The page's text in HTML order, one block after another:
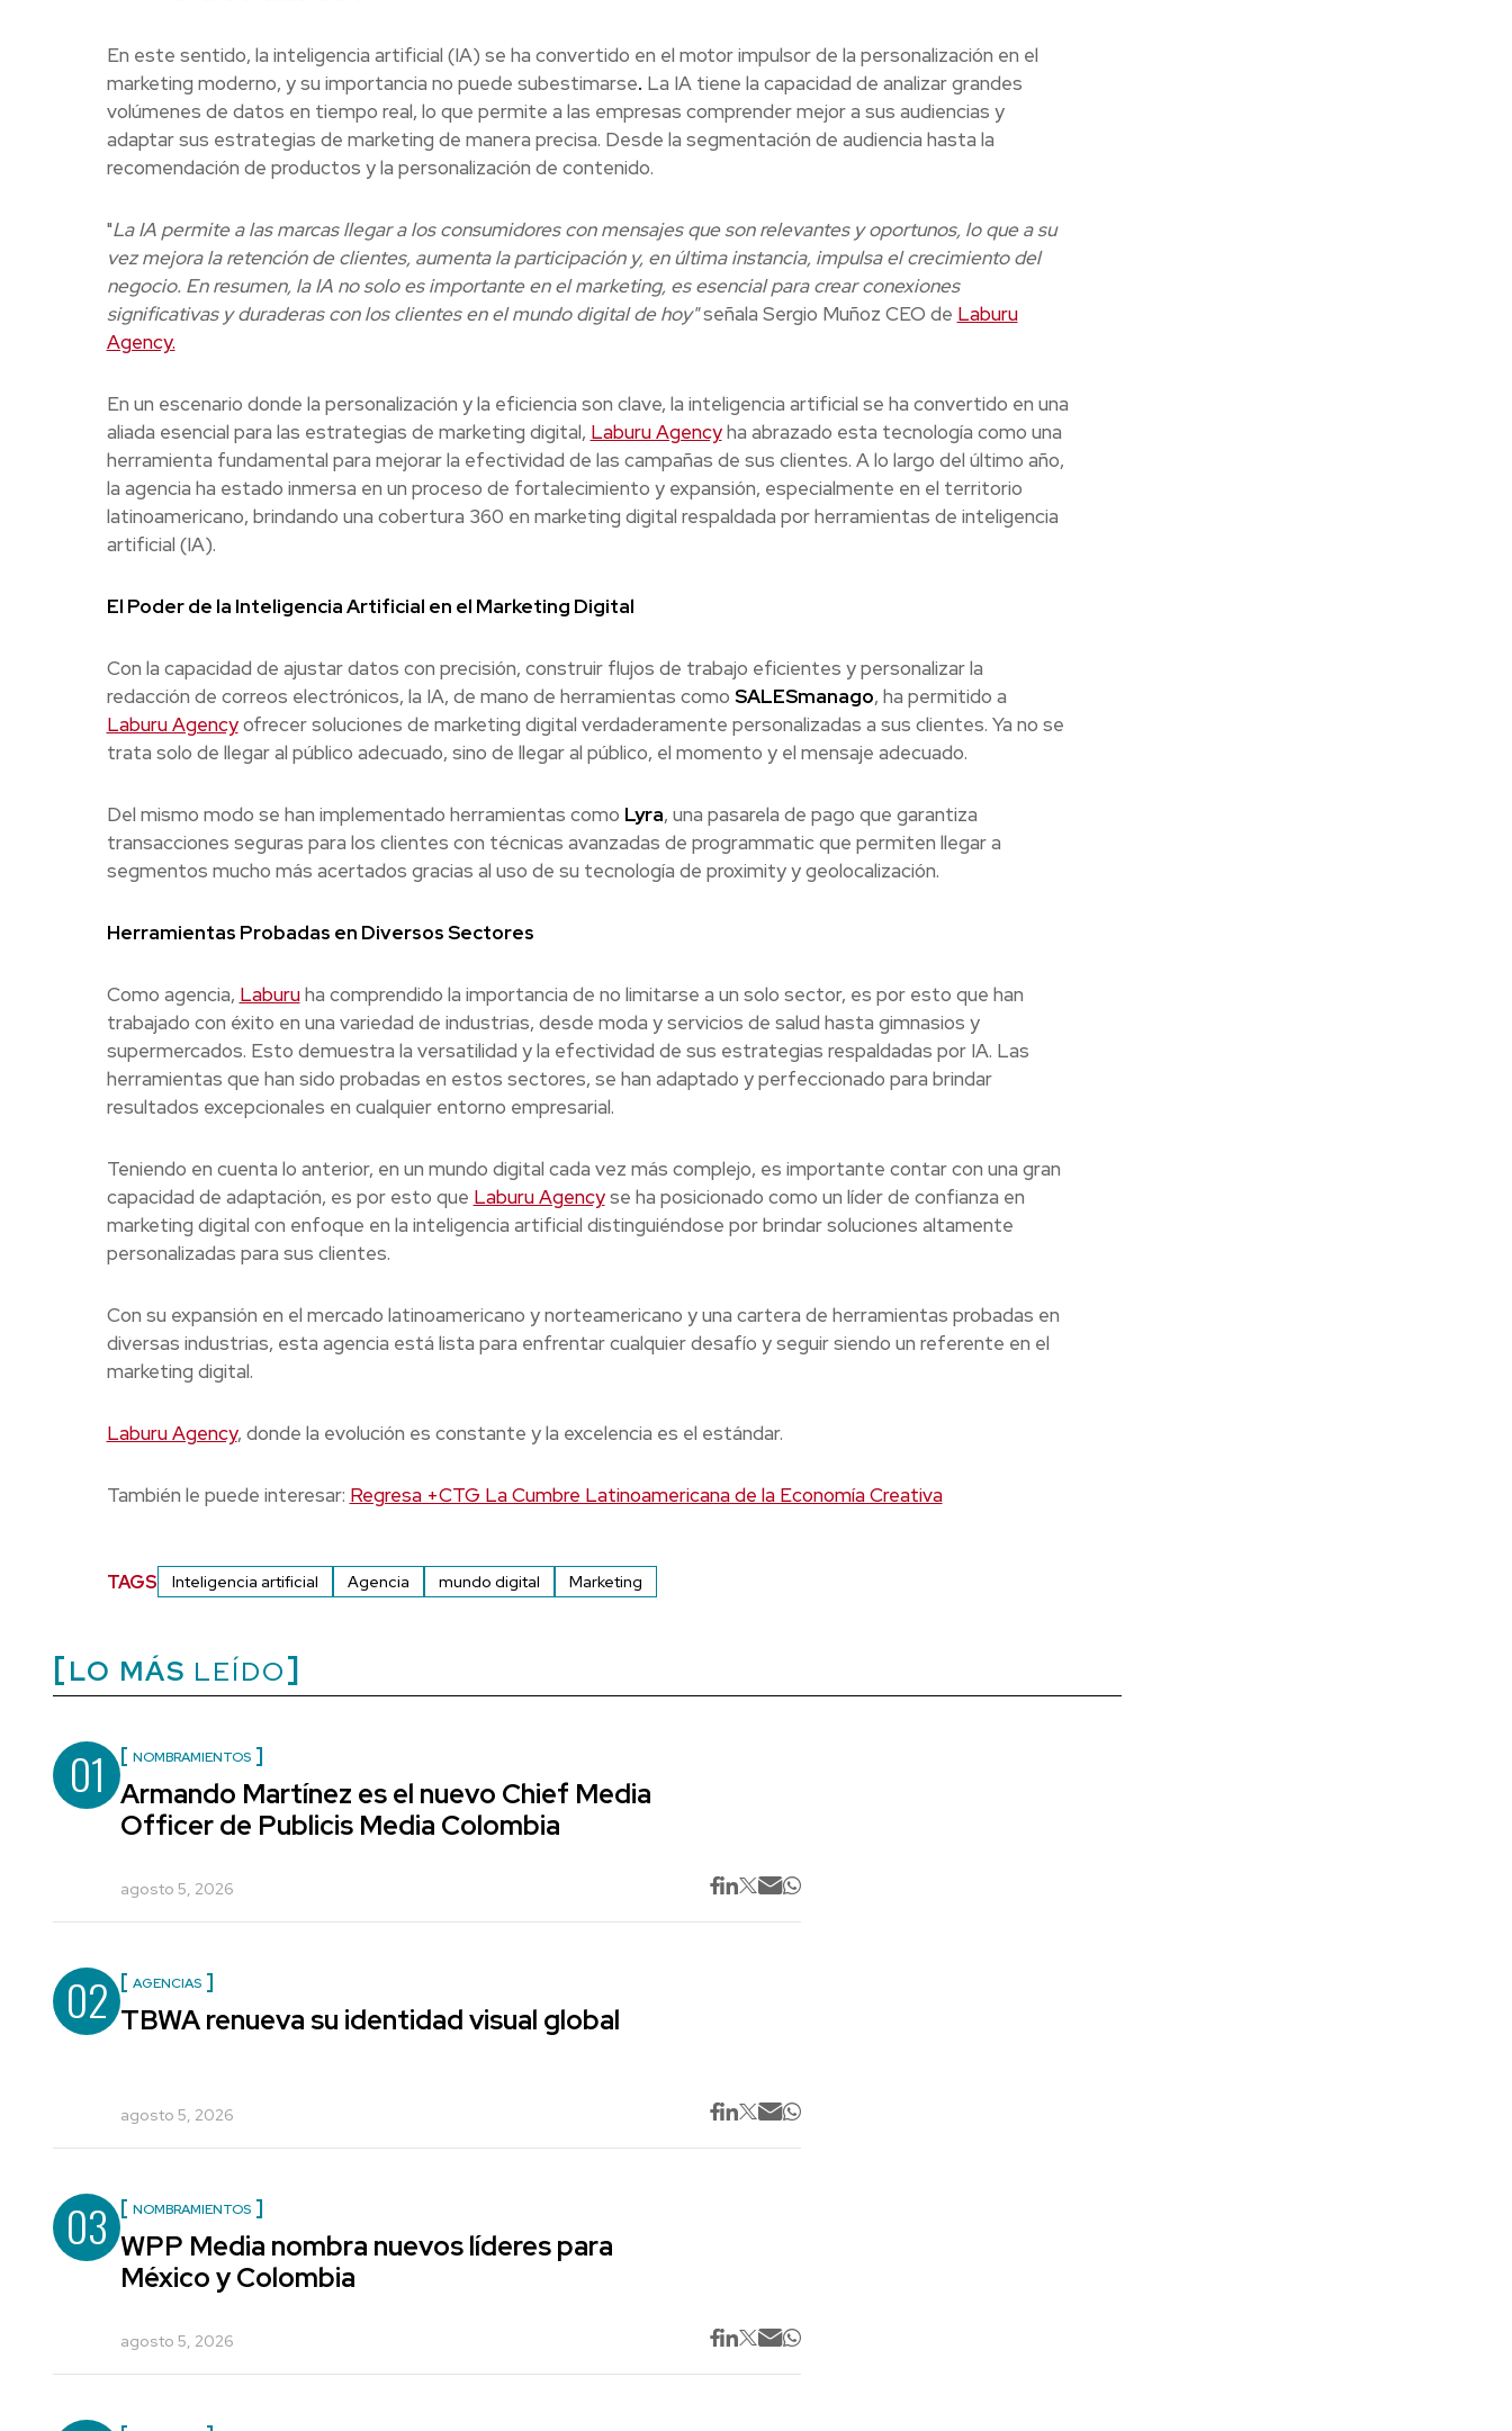
En este sentido, la inteligencia artificial (IA) se ha convertido en el motor impulsor de la personalización en el
marketing moderno, y su importancia no puede subestimarse. La IA tiene la capacidad de analizar grandes
volúmenes de datos en tiempo real, lo que permite a las empresas comprender mejor a sus audiencias y
adaptar sus estrategias de marketing de manera precisa. Desde la segmentación de audiencia hasta la
recomendación de productos y la personalización de contenido.
"La IA permite a las marcas llegar a los consumidores con mensajes que son relevantes y oportunos, lo que a su
vez mejora la retención de clientes, aumenta la participación y, en última instancia, impulsa el crecimiento del
negocio. En resumen, la IA no solo es importante en el marketing, es esencial para crear conexiones
significativas y duraderas con los clientes en el mundo digital de hoy"señala Sergio Muñoz CEO de Laburu
Agency.
En un escenario donde la personalización y la eficiencia son clave, la inteligencia artificial se ha convertido en una
aliada esencial para las estrategias de marketing digital, Laburu Agencyha abrazado esta tecnología como una
herramienta fundamental para mejorar la efectividad de las campañas de sus clientes. A lo largo del último año,
la agencia ha estado inmersa en un proceso de fortalecimiento y expansión, especialmente en el territorio
latinoamericano, brindando una cobertura 360 en marketing digital respaldada por herramientas de inteligencia
artificial (IA).
El Poder de la Inteligencia Artificial en el Marketing Digital
Con la capacidad de ajustar datos con precisión, construir flujos de trabajo eficientes y personalizar la
redacción de correos electrónicos, la IA, de mano de herramientas como SALESmanago, ha permitido a
Laburu Agencyofrecer soluciones de marketing digital verdaderamente personalizadas a sus clientes. Ya no se
trata solo de llegar al público adecuado, sino de llegar al público, el momento y el mensaje adecuado.
Del mismo modo se han implementado herramientas como Lyra, una pasarela de pago que garantiza
transacciones seguras para los clientes con técnicas avanzadas de programmatic que permiten llegar a
segmentos mucho más acertados gracias al uso de su tecnología de proximity y geolocalización.
Herramientas Probadas en Diversos Sectores
Como agencia, Laburuha comprendido la importancia de no limitarse a un solo sector, es por esto que han
trabajado con éxito en una variedad de industrias, desde moda y servicios de salud hasta gimnasios y
supermercados. Esto demuestra la versatilidad y la efectividad de sus estrategias respaldadas por IA. Las
herramientas que han sido probadas en estos sectores, se han adaptado y perfeccionado para brindar
resultados excepcionales en cualquier entorno empresarial.
Teniendo en cuenta lo anterior, en un mundo digital cada vez más complejo, es importante contar con una gran
capacidad de adaptación, es por esto que Laburu Agencyse ha posicionado como un líder de confianza en
marketing digital con enfoque en la inteligencia artificial distinguiéndose por brindar soluciones altamente
personalizadas para sus clientes.
Con su expansión en el mercado latinoamericano y norteamericano y una cartera de herramientas probadas en
diversas industrias, esta agencia está lista para enfrentar cualquier desafío y seguir siendo un referente en el
marketing digital.
Laburu Agency, donde la evolución es constante y la excelencia es el estándar.
También le puede interesar: Regresa +CTG La Cumbre Latinoamericana de la Economía Creativa
TAGS Inteligencia artificial Agencia mundo digital Marketing
LO MÁS LEÍDO
01 NOMBRAMIENTOS
Armando Martínez es el nuevo Chief Media
Officer de Publicis Media Colombia
agosto 5, 2026
02 AGENCIAS
TBWA renueva su identidad visual global
agosto 5, 2026
03 NOMBRAMIENTOS
WPP Media nombra nuevos líderes para
México y Colombia
agosto 5, 2026